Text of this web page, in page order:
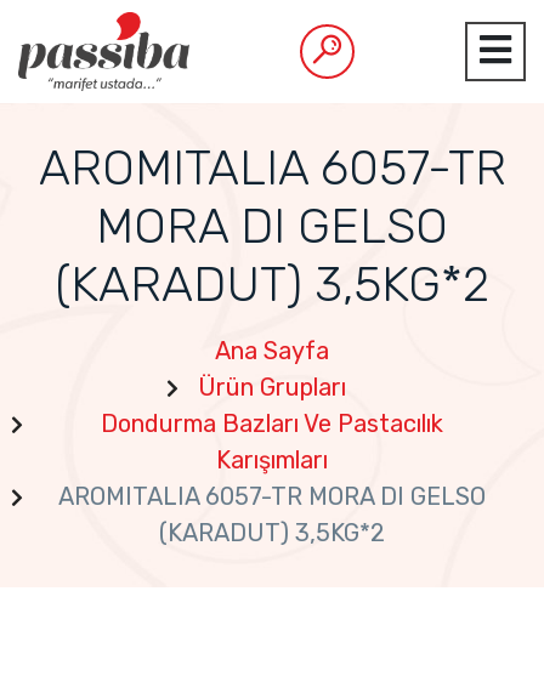
AROMITALIA 6057-TR
MORA DI GELSO
(KARADUT) 3,5KG*2
Ana Sayfa
Ürün Grupları
Dondurma Bazları Ve Pastacılık
Karışımları
AROMITALIA 6057-TR MORA DI GELSO
(KARADUT) 3,5KG*2